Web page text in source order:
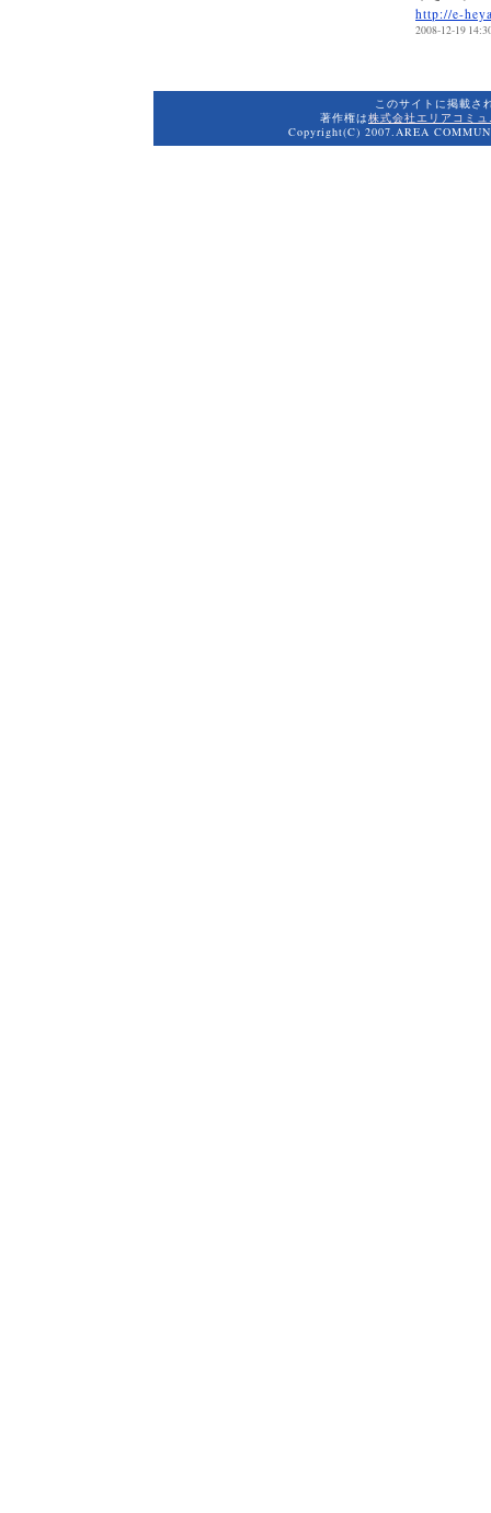
http://e-
2008-12-19
このサイトに掲載さ
著作権は株式会社エリアコミ
Copyright(C) 2007.AREA